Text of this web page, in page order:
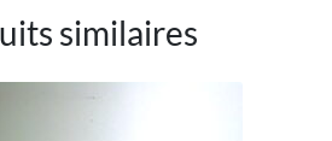
similaires